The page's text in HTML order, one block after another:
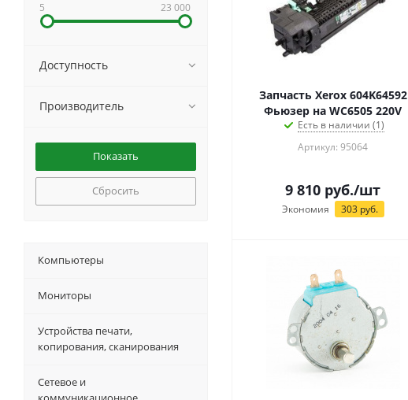
Запчасть Xerox 604K64592
Фьюзер на WC6505 220V
Есть в наличии (1)
Артикул: 95064
9 810 руб./шт
Экономия 303руб.
5 23 000
Доступность
Производитель
Сбросить
Компьютеры
Мониторы
Устройства печати,
копирования, сканирования
Сетевое и